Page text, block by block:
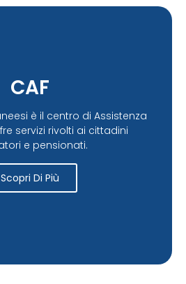
CAF
è il centro di Assistenza
servizi rivolti ai cittadini
e pensionati.
Scopri Di Più